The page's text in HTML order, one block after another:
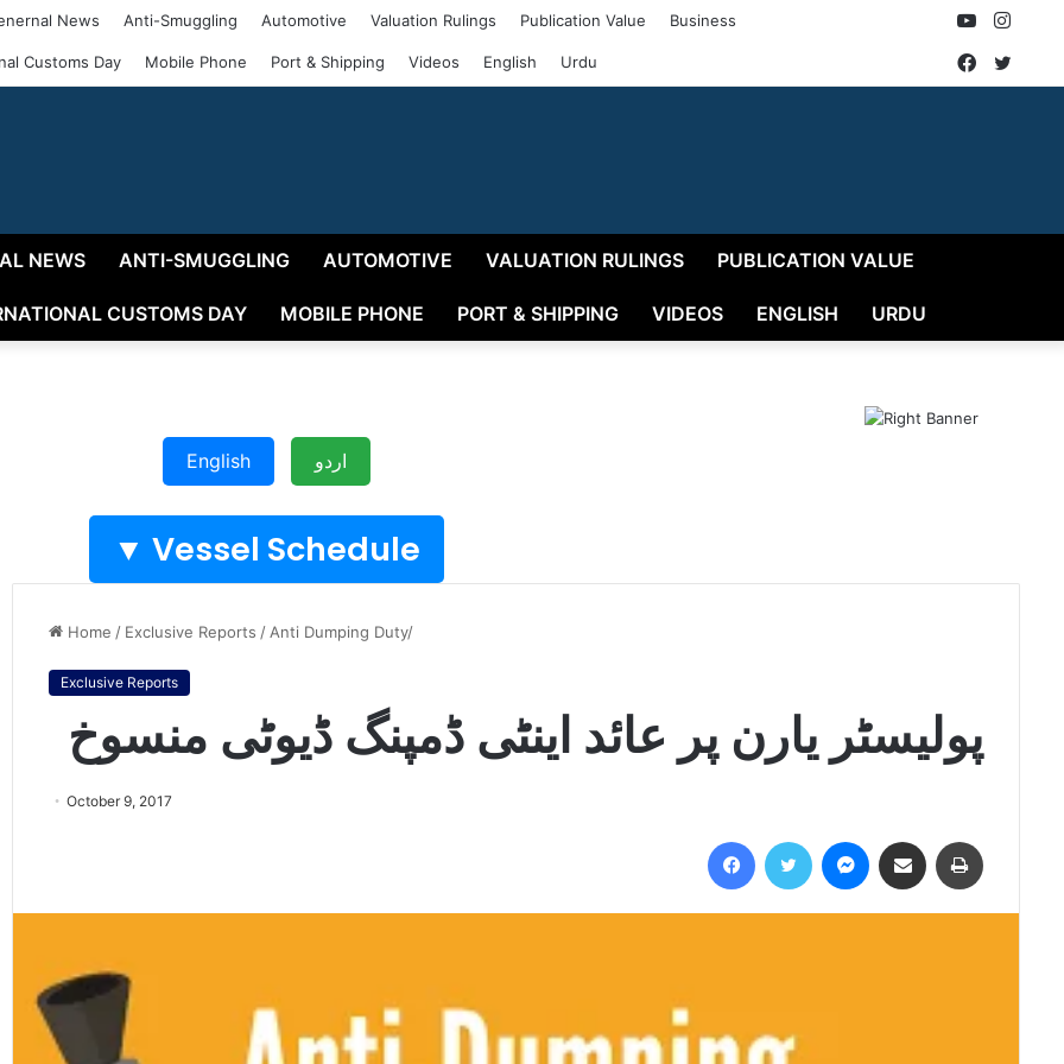
News Anti-Smuggling Automotive Valuation Rulings Publication Value Business
Customs Day Mobile Phone Port & Shipping Videos English Urdu
YouTube
Facebook
NEWS ANTI-SMUGGLING AUTOMOTIVE VALUATION RULINGS PUBLICATION VALUE
CUSTOMS DAY MOBILE PHONE PORT & SHIPPING VIDEOS ENGLISH URDU
English اردو
Vessel Schedule ▼
Home / Exclusive Reports / Anti Dumping Duty/
Exclusive Reports
پولیسٹر یارن پر عائد اینٹی ڈمپنگ ڈیوٹی منسوخ
October 9, 2017